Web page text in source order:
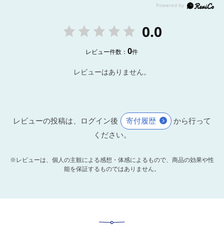
0.0
レビュー件数：0件
レビューはありません。
レビューの投稿は、ログイン後 寄付履歴
から行って
ください。
※レビューは、個人の主観による感想・体感によるもので、商品の効果や性
能を保証するものではありません。